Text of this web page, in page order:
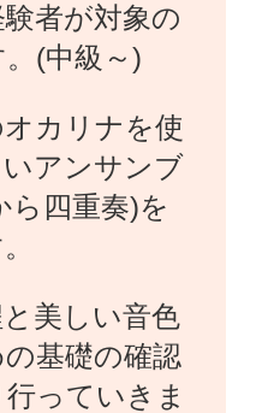
者が対象の
(中級～)
カリナを使
アンサンブ
ら四重奏)を
美しい音色
基礎の確認
っていきま